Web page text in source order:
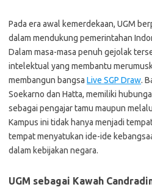
Pada era awal kemerdekaan, UGM
dalam mendukung pemerintahan
Dalam masa-masa penuh gejolak
intelektual yang membantu
membangun bangsa Live SGP Draw.
Soekarno dan Hatta, memiliki
sebagai pengajar tamu maupun
Kampus ini tidak hanya menjadi
tempat menyatukan ide-ide
dalam kebijakan negara.
UGM sebagai Kawah